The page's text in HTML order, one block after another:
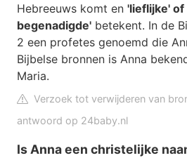
Hebreeuws komt en 'lieflijke' of
begenadigde' betekent. In de
2 een profetes genoemd die
Bijbelse bronnen is Anna
Maria.
Verzoek tot verwijderen van
antwoord op 24baby.nl
Is Anna een christelijke